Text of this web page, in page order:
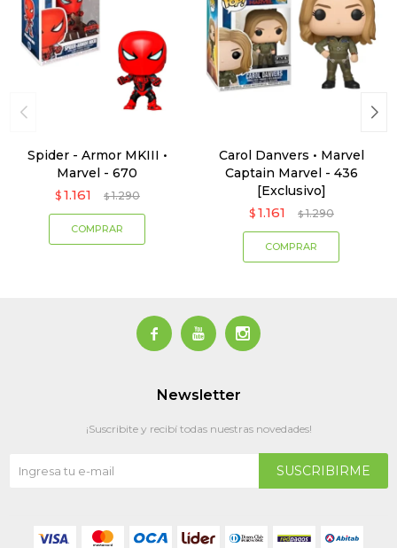
Spider - Armor MKIII •
Marvel - 670
$ 1.161 $ 1.290
Carol Danvers • Marvel
Captain Marvel - 436
[Exclusivo]
$ 1.161 $ 1.290
  
Newsletter
¡Suscribite y recibí todas nuestras novedades!
SUSCRIBIRME